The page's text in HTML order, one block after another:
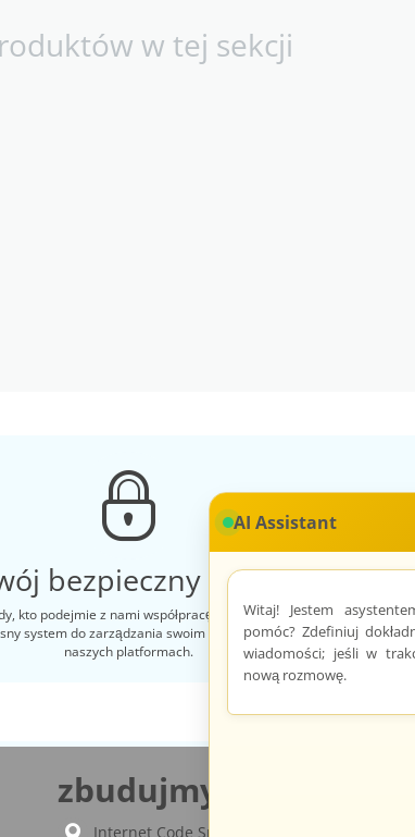
w tej sekcji
bezpieczny sklep
kto podejmie z nami współpracę, otrzymuje
system do zarządzania swoim sklepem na
naszych platformach.
AI Assistant
Witaj! Jestem
pomóc? Zdefiniuj
wiadomości; jeśli w
nową rozmowę.
zbudujmy.pl
Internet Code Sp. z o.o., ul. św. Rocha 4a,